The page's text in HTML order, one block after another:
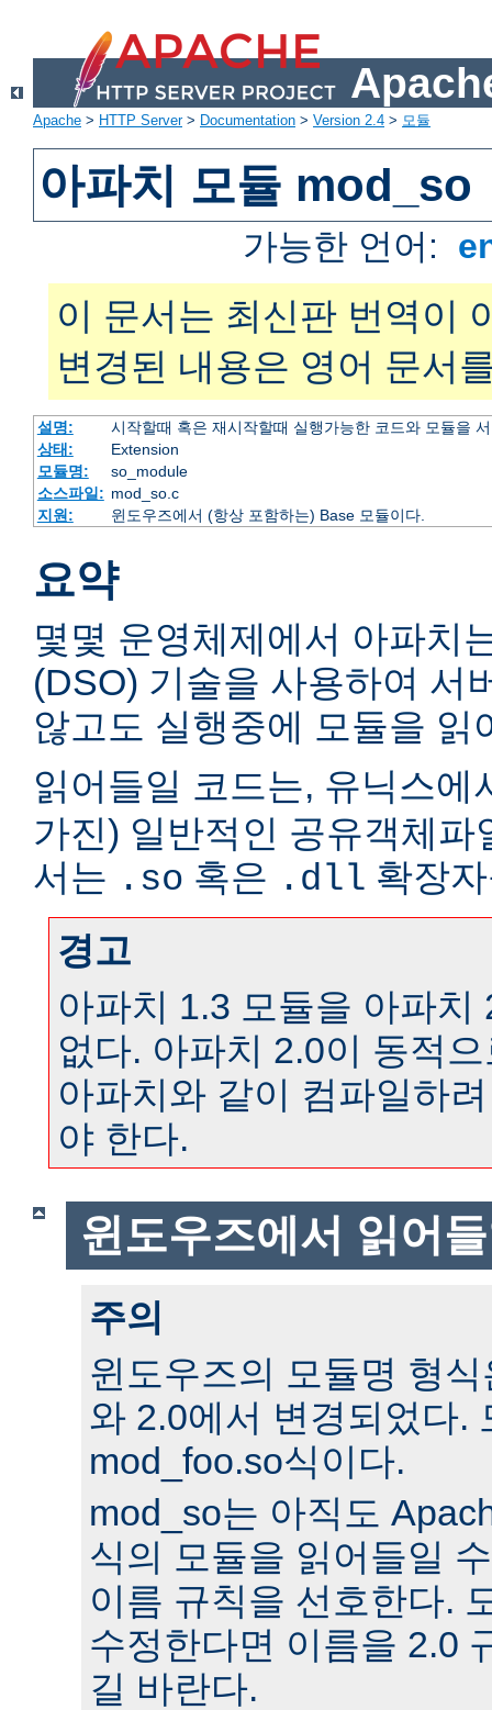
Apache > HTTP Server> Documentation > Version 2.4 > 모듈
아파치 모듈 mod_so
가능한 언어:
이 문서는 최신판 번역이
변경된 내용은 영어 문서
설명:
시작할때 혹은 재시작할때 실행가능한 코드와 모듈을
상태:
Extension
모듈명:
so_module
소스파일: mod_so.c
지원:
윈도우즈에서 (항상 포함하는) Base 모듈이다.
요약
몇몇 운영체제에서 아파치
(DSO) 기술을 사용하여 서
않고도 실행중에 모듈을 읽
읽어들일 코드는, 유닉스에
가진) 일반적인 공유객체파
서는 .so 혹은 .dll 확장
경고
아파치 1.3 모듈을 아파치
없다. 아파치 2.0이 동적
아파치와 같이 컴파일하
야 한다.
윈도우즈에서 읽어
주의
윈도우즈의 모듈명 형
와 2.0에서 변경되었다.
mod_foo.so식이다.
mod_so는 아직도
식의 모듈을 읽어들일
이름 규칙을 선호한다.
수정한다면 이름을 2.0
길 바란다.